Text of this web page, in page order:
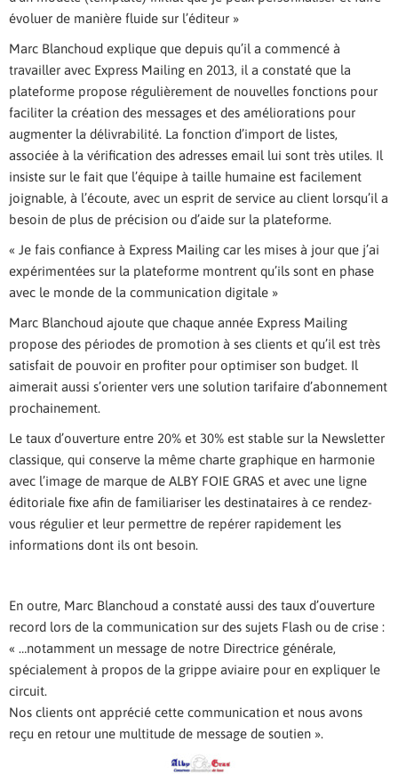
évoluer de manière fluide sur l’éditeur »
Marc Blanchoud explique que depuis qu’il a commencé à
travailler avec Express Mailing en 2013, il a constaté que la
plateforme propose régulièrement de nouvelles fonctions pour
faciliter la création des messages et des améliorations pour
augmenter la délivrabilité. La fonction d’import de listes,
associée à la vérification des adresses email lui sont très utiles. Il
insiste sur le fait que l’équipe à taille humaine est facilement
joignable, à l’écoute, avec un esprit de service au client lorsqu’il a
besoin de plus de précision ou d’aide sur la plateforme.
« Je fais confiance à Express Mailing car les mises à jour que j’ai
expérimentées sur la plateforme montrent qu’ils sont en phase
avec le monde de la communication digitale »
Marc Blanchoud ajoute que chaque année Express Mailing
propose des périodes de promotion à ses clients et qu’il est très
satisfait de pouvoir en profiter pour optimiser son budget. Il
aimerait aussi s’orienter vers une solution tarifaire d’abonnement
prochainement.
Le taux d’ouverture entre 20% et 30% est stable sur la Newsletter
classique, qui conserve la même charte graphique en harmonie
avec l’image de marque de ALBY FOIE GRAS et avec une ligne
éditoriale fixe afin de familiariser les destinataires à ce rendez-
vous régulier et leur permettre de repérer rapidement les
informations dont ils ont besoin.
En outre, Marc Blanchoud a constaté aussi des taux d’ouverture
record lors de la communication sur des sujets Flash ou de crise :
« …notamment un message de notre Directrice générale,
spécialement à propos de la grippe aviaire pour en expliquer le
circuit.
Nos clients ont apprécié cette communication et nous avons
reçu en retour une multitude de message de soutien ».